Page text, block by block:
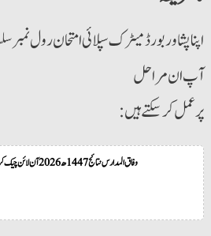
اپنا پشاور بورڈ میٹرک سپلائی امتحان رول
آپ ان مراحل
:پر عمل کر سکتے ہیں
وفاق المدارس نتائج 1447ھ 2026 آن لائن چیک کرنے کا طریقہ